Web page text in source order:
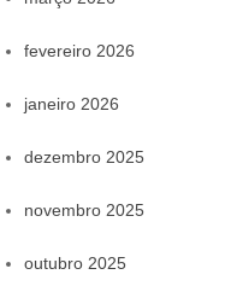
fevereiro 2026
janeiro 2026
dezembro 2025
novembro 2025
outubro 2025